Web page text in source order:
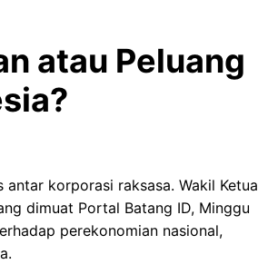
atau Peluang
korporasi raksasa. Wakil Ketua
dimuat Portal Batang ID, Minggu
perekonomian nasional,